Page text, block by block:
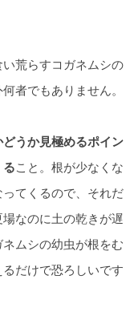
荒らすコガネムシの
者でもありません。
うか見極めるポイン
ること。根が少なくな
てくるので、それだ
なのに土の乾きが遅
ムシの幼虫が根をむ
だけで恐ろしいです